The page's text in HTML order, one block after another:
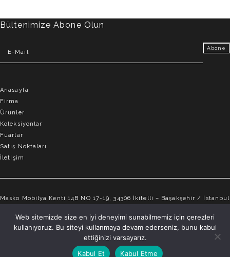
Bültenimize Abone Olun
Anasayfa
Firma
Ürünler
Koleksiyonlar
Fuarlar
Satış Noktaları
İletişim
Masko Mobilya Kenti 14B NO 17-19, 34306 İkitelli – Başakşehir / İstanbul
info@elvemobilya.com.tr
+90 542 651 88 18
Web sitemizde size en iyi deneyimi sunabilmemiz için çerezleri
kullanıyoruz. Bu siteyi kullanmaya devam ederseniz, bunu kabul
ettiğinizi varsayarız.
Kabul Et
Kabul Etme